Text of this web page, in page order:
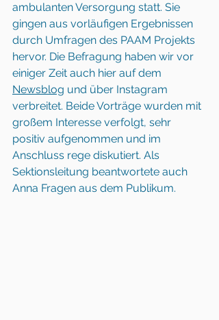
ambulanten Versorgung statt. Sie
gingen aus vorläufigen Ergebnissen
durch Umfragen des PAAM Projekts
hervor. Die Befragung haben wir vor
einiger Zeit auch hier auf dem
Newsblog und über Instagram
verbreitet. Beide Vorträge wurden mit
großem Interesse verfolgt, sehr
positiv aufgenommen und im
Anschluss rege diskutiert. Als
Sektionsleitung beantwortete auch
Anna Fragen aus dem Publikum.